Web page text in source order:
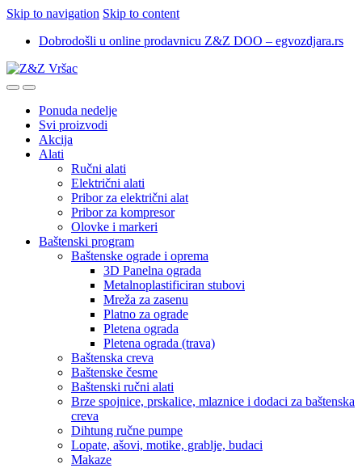
Skip to navigation Skip to content
Dobrodošli u online prodavnicu Z&Z DOO – egvozdjara.rs
Ponuda nedelje
Svi proizvodi
Akcija
Alati
Ručni alati
Električni alati
Pribor za električni alat
Pribor za kompresor
Olovke i markeri
Baštenski program
Baštenske ograde i oprema
3D Panelna ograda
Metalnoplastificiran stubovi
Mreža za zasenu
Platno za ograde
Pletena ograda
Pletena ograda (trava)
Baštenska creva
Baštenske česme
Baštenski ručni alati
Brze spojnice, prskalice, mlaznice i dodaci za baštenska
creva
Dihtung ručne pumpe
Lopate, ašovi, motike, grablje, budaci
Makaze